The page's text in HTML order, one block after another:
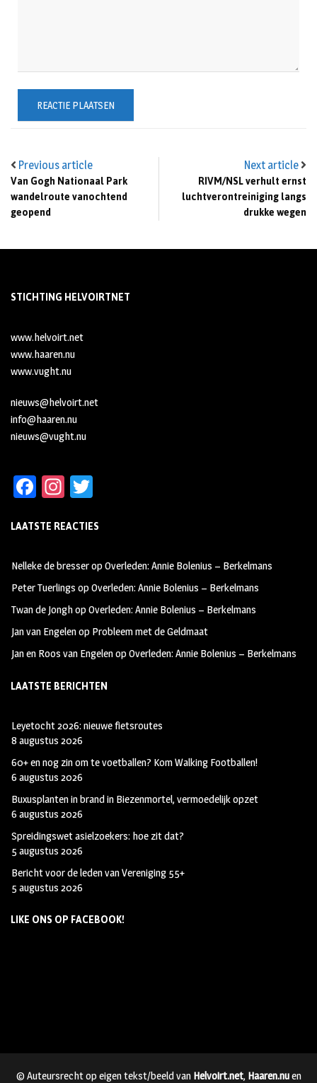
Previous article
Van Gogh Nationaal Park
wandelroute vanochtend
geopend
Next article
RIVM/NSL verhult ernst
luchtverontreiniging langs
drukke wegen
STICHTING HELVOIRTNET
www.helvoirt.net
www.haaren.nu
www.vught.nu
nieuws@helvoirt.net
info@haaren.nu
nieuws@vught.nu
Fa
b
oo
k
In
ag
m
tt
LAATSTE REACTIES
Nelleke de bresseropOverleden: Annie Bolenius – Berkelmans
Peter Tuerlings opOverleden: Annie Bolenius – Berkelmans
Twan de JonghopOverleden: Annie Bolenius – Berkelmans
Jan van Engelenop Probleem met de Geldmaat
Jan en Roos van EngelenopOverleden: Annie Bolenius – Berkelmans
LAATSTE BERICHTEN
Leyetocht 2026: nieuwe fietsroutes
8 augustus 2026
60+ en nog zin om te voetballen? Kom Walking Footballen!
6 augustus 2026
Buxusplanten in brand in Biezenmortel, vermoedelijk opzet
6 augustus 2026
Spreidingswet asielzoekers: hoe zit dat?
5 augustus 2026
Bericht voor de leden van Vereniging 55+
5 augustus 2026
LIKE ONS OP FACEBOOK!
© Auteursrecht op eigen tekst/beeld van Helvoirt.net, Haaren.nuen